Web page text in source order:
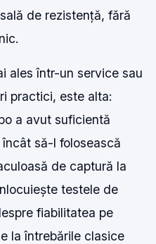
de rezistență, fără
ales într-un service sau
practici, este alta:
a avut suficientă
să-l folosească
de captură la
testele de
fiabilitatea pe
la întrebările clasice